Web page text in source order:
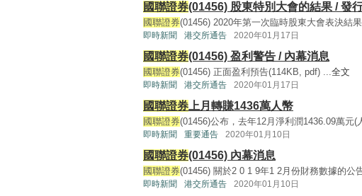
國聯證券(01456) 股東特別大會的結果 / 發
國聯證券(01456) 2020年第一次臨時股東大會表決結
即時新聞 港交所通告 2020年01月17日
國聯證券(01456) 盈利警告 / 內幕消息
國聯證券(01456) 正面盈利預告(114KB, pdf) ...全文
即時新聞 港交所通告 2020年01月17日
國聯證券 上月轉賺1436萬人幣
國聯證券(01456)公布，去年12月淨利潤1436.09萬元(
即時新聞 重要通告 2020年01月10日
國聯證券(01456) 內幕消息
國聯證券(01456) 關於2 0 1 9年1 2月份財務數據的公
即時新聞 港交所通告 2020年01月10日